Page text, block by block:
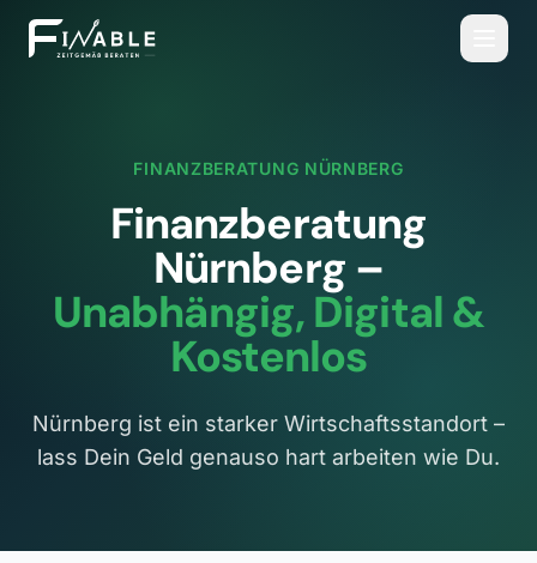
FINANZBERATUNG NÜRNBERG
Finanzberatung
Nürnberg –
Unabhängig, Digital &
Kostenlos
Nürnberg ist ein starker Wirtschaftsstandort –
lass Dein Geld genauso hart arbeiten wie Du.